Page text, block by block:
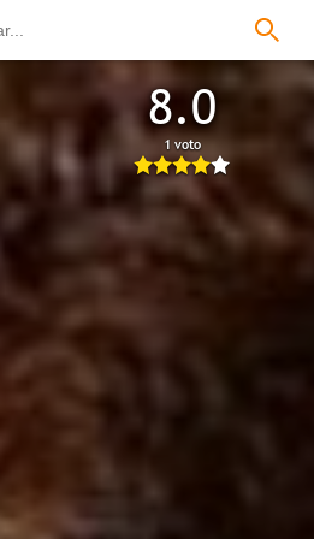
8.0
1 voto